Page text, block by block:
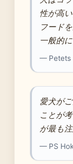
性が高い
フード
一般的
— Petets
愛犬が
ことが
が最も
— PS